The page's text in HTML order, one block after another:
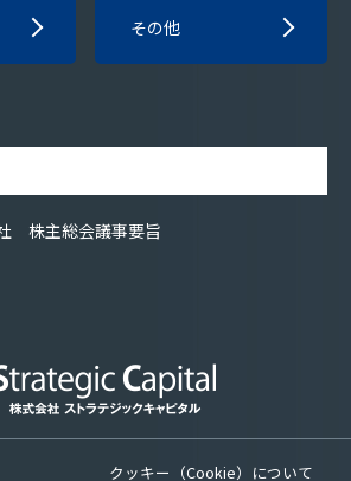
その他
株主総会議事要旨
クッキー（Cookie）について